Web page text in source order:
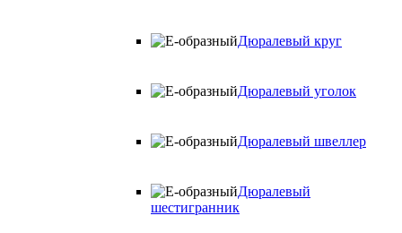
Дюралевый круг
Дюралевый уголок
Дюралевый швеллер
Дюралевый
шестигранник